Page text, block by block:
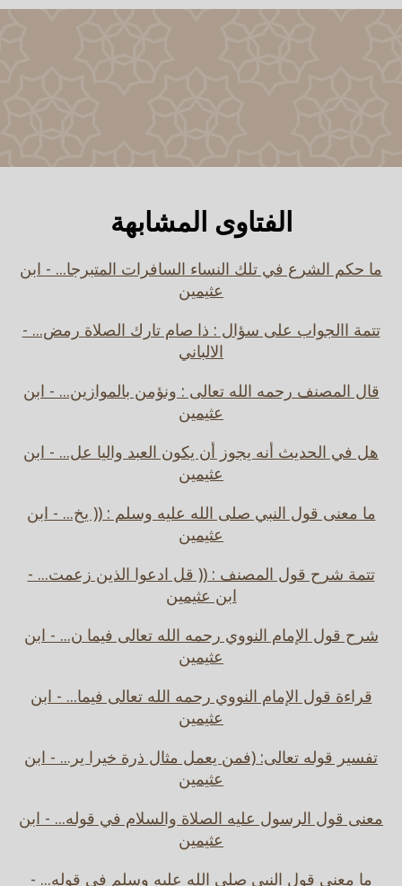
الفتاوى المشابهة
ما حكم الشرع في تلك النساء السافرات المتبرجا... - ابن
عثيمين
تتمة االجواب على سؤال : ذا صام تارك الصلاة رمض... -
الالباني
قال المصنف رحمه الله تعالى : ونؤمن بالموازين... - ابن
عثيمين
هل في الحديث أنه يجوز أن يكون العبد واليا عل... - ابن
عثيمين
ما معنى قول النبي صلى الله عليه وسلم : (( يخ... - ابن
عثيمين
تتمة شرح قول المصنف : (( قل ادعوا الذين زعمت... -
ابن عثيمين
شرح قول الإمام النووي رحمه الله تعالى فيما ن... - ابن
عثيمين
قراءة قول الإمام النووي رحمه الله تعالى فيما... - ابن
عثيمين
تفسير قوله تعالى: (فمن يعمل مثال ذرة خيرا ير... - ابن
عثيمين
معنى قول الرسول عليه الصلاة والسلام في قوله... - ابن
عثيمين
ما معنى قول النبي صلى الله عليه وسلم في قوله... -